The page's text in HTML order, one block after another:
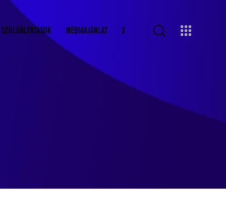
SZOLGÁLTATÁSOK MÉDIAAJÁNLAT